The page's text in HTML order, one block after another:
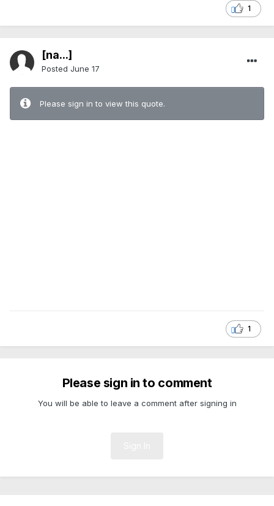
1
[na...]
Posted June 17
Please sign in to view this quote.
1
Please sign in to comment
You will be able to leave a comment after signing in